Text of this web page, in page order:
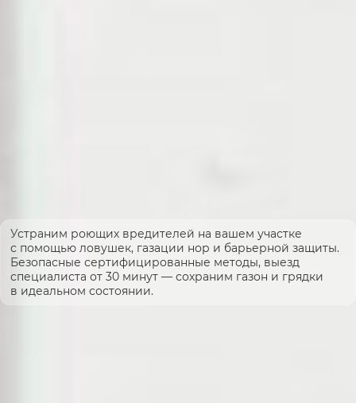
Устраним роющих вредителей на вашем участке
с помощью ловушек, газации нор и барьерной защиты.
Безопасные сертифицированные методы, выезд
специалиста от 30 минут — сохраним газон и грядки
в идеальном состоянии.